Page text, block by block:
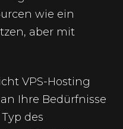
wie ein
aber mit
VPS-Hosting
Ihre Bedürfnisse
des